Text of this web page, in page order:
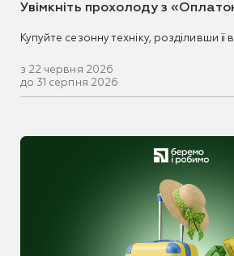
Увімкніть прохолоду з
Купуйте сезонну техніку, розділивши її
з 22 червня 2026
до 31 серпня 2026